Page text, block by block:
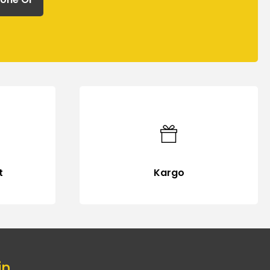
Kargo